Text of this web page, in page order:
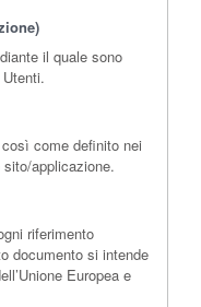
il quale sono
come definito nei
applicazione.
riferimento
documento si intende
Europea e